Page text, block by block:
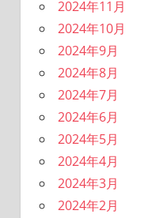
2024年11月
2024年10月
2024年9月
2024年8月
2024年7月
2024年6月
2024年5月
2024年4月
2024年3月
2024年2月